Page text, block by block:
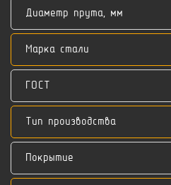
Диаметр прута, мм
Марка стали
ГОСТ
Тип производства
Покрытие